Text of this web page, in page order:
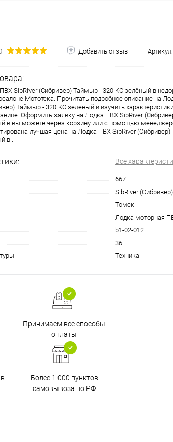
Добавить отзыв Артикул:
SibRiver (Сибривер) Таймыр - 320 KС зелёный в
Мототека. Прочитать подробное описание на
Таймыр - 320 KС зелёный и изучить
Оформить заявку на Лодка ПВХ SibRiver
в вы можете через корзину или с помощью
лучшая цена на Лодка ПВХ SibRiver
в .
Все
667
SibRiver
Томск
Лодка моторная
b1-02-012
36
Техника
Принимаем все способы
оплаты
Более 1 000 пунктов
самовывоза по РФ